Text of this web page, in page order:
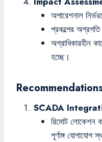
অপারেশনাল
প্রকল্পের অগ্রগতি
অগ্রাধিকারহীন
হচ্ছে।
SCADA
রিমোট লোকেশন
পূর্ণাঙ্গ যোগাযোগ